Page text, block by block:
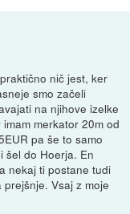
nič jest, ker
smo začeli
na njihove izelke
merkator 20m od
pa še to samo
šel do Hoerja. En
nekaj ti postane tudi
Vsaj z moje